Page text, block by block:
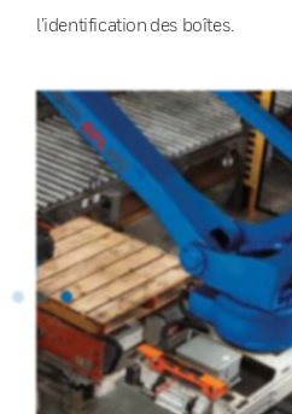
l’identification des boîtes.